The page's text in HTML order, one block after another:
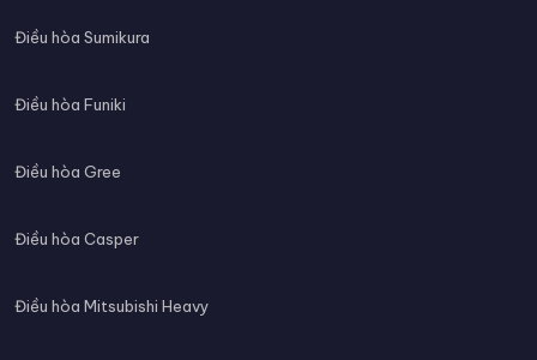
Điều hòa Sumikura
Điều hòa Funiki
Điều hòa Gree
Điều hòa Casper
Điều hòa Mitsubishi Heavy